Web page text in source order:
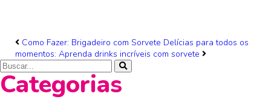
Como Fazer: Brigadeiro com Sorvete Delícias para todos os
momentos: Aprenda drinks incríveis com sorvete
Categorias